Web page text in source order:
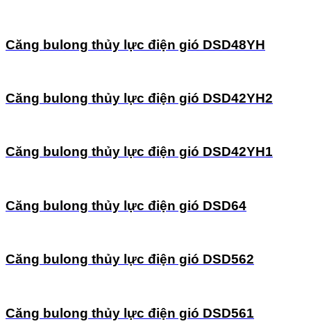
Căng bulong thủy lực điện gió DSD48YH
Căng bulong thủy lực điện gió DSD42YH2
Căng bulong thủy lực điện gió DSD42YH1
Căng bulong thủy lực điện gió DSD64
Căng bulong thủy lực điện gió DSD562
Căng bulong thủy lực điện gió DSD561